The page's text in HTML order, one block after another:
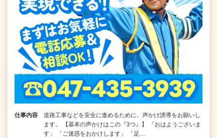
仕事内容
道路工事などを安全に進めるために、声かけ誘導をお願いし
ます。 【基本の声かけはこの『3つ』】 「おはようございま
す」 「ご迷惑をおかけします」 「足…